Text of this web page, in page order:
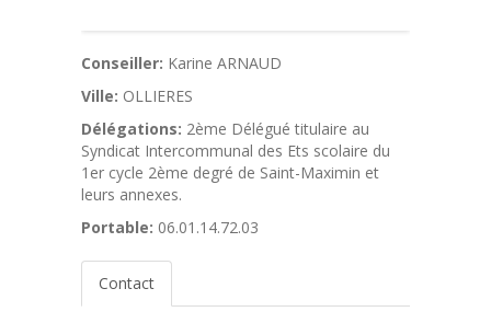
Conseiller: Karine ARNAUD
Ville: OLLIERES
Délégations: 2ème Délégué titulaire au
Syndicat Intercommunal des Ets scolaire du
1er cycle 2ème degré de Saint-Maximin et
leurs annexes.
Portable: 06.01.14.72.03
Contact